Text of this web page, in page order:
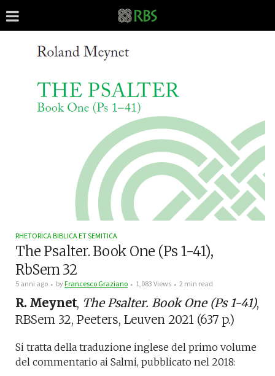
RHETORICA BIBLICA ET SEMITICA
The Psalter. Book One (Ps 1-41),
RbSem 32
5 anni ago byFrancesco Graziano 1,083 Views 2 min read
R. Meynet, The Psalter. Book One (Ps 1-41),
RBSem 32, Peeters, Leuven 2021 (637 p.)
Si tratta della traduzione inglese del primo volume
del commentario ai Salmi, pubblicato nel 2018: